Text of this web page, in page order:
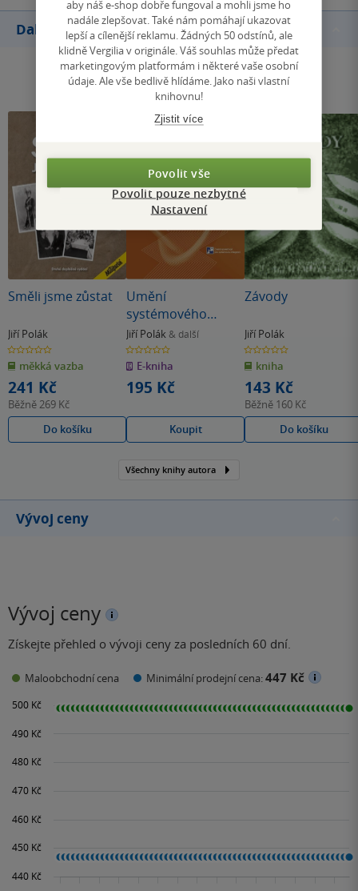
Další knihy autora
Směli jsme zůstat
Jiří Polák
0.0
z
5
hvězdiček
měkká vazba
241 Kč
Běžně269 Kč
Do košíku
Umění
systémového
návrhu
Jiří Polák & další
0.0
z
5
hvězdiček
E-kniha
195 Kč
Koupit
Závody
Jiří Polák
0.0
z
5
hvězdiček
kniha
143 Kč
Běžně 160 Kč
Do košíku
Všechny knihy autora
Vývoj ceny
Vývoj ceny
Získejte přehled o vývoji ceny za posledních 60 dní.
Maloobchodní cena Minimální prodejní cena:447 Kč
aby náš e-shop dobře fungoval a mohli jsme ho
nadále zlepšovat. Také nám pomáhají ukazovat
lepší a cílenější reklamu. Žádných 50 odstínů, ale
klidně Vergilia v originále. Váš souhlas může předat
marketingovým platformám i některé vaše osobní
údaje. Ale vše bedlivě hlídáme. Jako naši vlastní
knihovnu!
Zjistit více
Povolit vše
Povolit pouze nezbytné
Nastavení